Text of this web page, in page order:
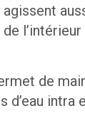
agissent
de
de
d’eau intra